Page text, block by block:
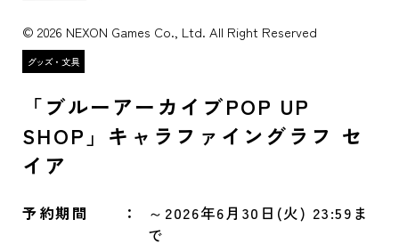
© 2026 NEXON Games Co., Ltd. All Right Reserved
「ブルーアーカイブPOP UP
SHOP」キャラファイングラフ セ
イア
予約期間
～2026年6月30日(火) 23:59ま
で